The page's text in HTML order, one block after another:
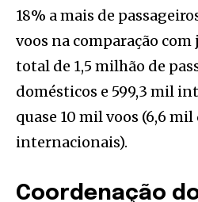
18% a mais de
voos na comparação
total de 1,5 milhão de
domésticos e 599,3 mil
quase 10 mil voos (6,6
internacionais).
Coordenação